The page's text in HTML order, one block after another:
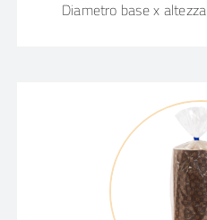
Diametro base x altezza